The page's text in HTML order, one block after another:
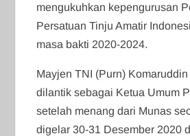
mengukuhkan kepengurusan
Persatuan Tinju Amatir
masa bakti 2020-2024.
Mayjen TNI (Purn)
dilantik sebagai Ketua Umum
setelah menang dari Munas
digelar 30-31 Desember 2020